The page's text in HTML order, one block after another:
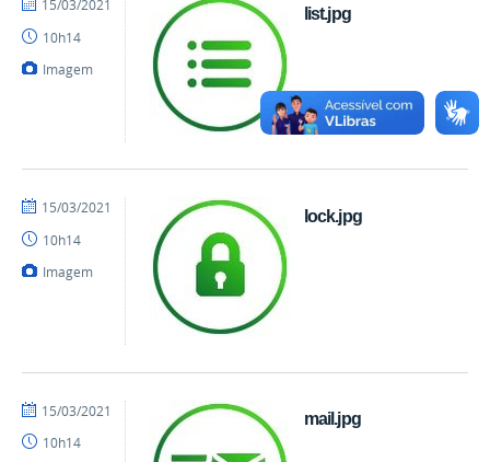
list.jpg
15/03/2021
10h14
Imagem
lock.jpg
por
publicado
15/03/2021
10h14
Imagem
mail.jpg
por
publicado
15/03/2021
10h14